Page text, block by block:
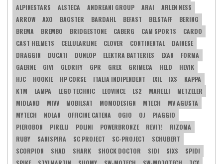
ALPINESTARS
ALSTECA ANDREANI GROUP ARAI
ARLEN NESS
ARROW
AXO BAGSTER BARDAHL BEFAST BELSTAFF
BERING
BREMA
BREMBO BRIDGESTONE CABERG CAM SPORTS
CARDO
CAST HELMETS
CELLULARLINE CLOVER CONTINENTAL
DAINESE
DRAGGIN
DUCATI DUNLOP ELEKTRA BATTERIES EXAN
FORMA
GAERNE
GIVI GLORIFY GPR GREX GRIMECA HELD
HEVIK
HJC
HOOKIE HP CORSE ITALIA INDIPENDENT IXIL IXS
KAPPA
KTM
LAMPA LEGO TECHNIC LEOVINCE LS2 MARELLI
METZELER
MIDLAND
MIVV MOBILSAT MOMODESIGN MTECH
MV AGUSTA
MYTECH
NOLAN OFFICINE CATENA OGIO OJ
PIAGGIO
PIEROBON
PIRELLI POLINI POWERBRONZE REVIT!
RIZOMA
RUBY
SANISPIRA SC PROJECT SC-PROJECT
SCHUBERT
SCORPION
SHAD SHARK SHOCK DOCTOR SIDI SIXS
SPIDI